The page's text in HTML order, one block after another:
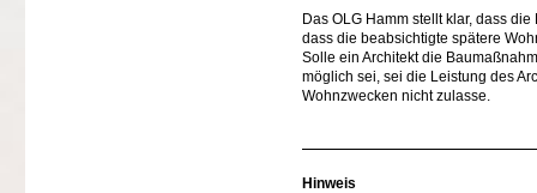
Das OLG Hamm stellt klar, dass
dass die beabsichtigte spätere
Solle ein Architekt die
möglich sei, sei die Leistung des
Wohnzwecken nicht zulasse.
Hinweis